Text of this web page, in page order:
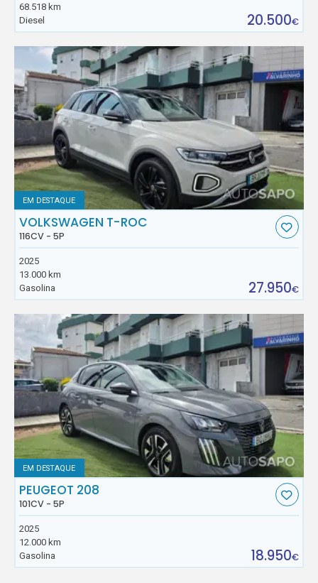
68.518 km
Diesel
20.500€
EM DESTAQUE
VOLKSWAGEN T-ROC
116CV - 5P
2025
13.000 km
Gasolina
27.950€
EM DESTAQUE
PEUGEOT 208
101CV - 5P
2025
12.000 km
Gasolina
18.950€